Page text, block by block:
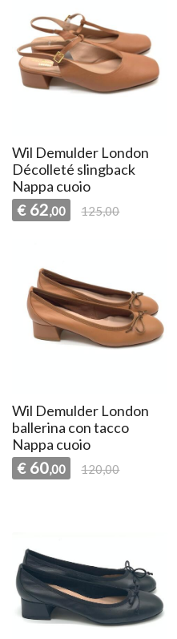
Wil Demulder London
Décolleté slingback
Nappa cuoio
€ 62,00 125,00
Wil Demulder London
ballerina con tacco
Nappa cuoio
€ 60,00 120,00